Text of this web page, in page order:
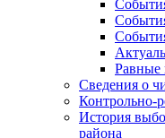
Равные
Сведения о
Контрольно-
История
района